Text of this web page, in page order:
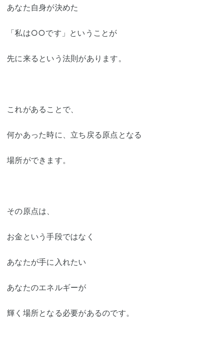
あなた自身が決めた
「私は○○です」ということが
先に来るという法則があります。
これがあることで、
何かあった時に、立ち戻る原点となる
場所ができます。
その原点は、
お金という手段ではなく
あなたが手に入れたい
あなたのエネルギーが
輝く場所となる必要があるのです。